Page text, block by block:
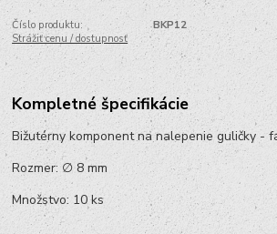
Číslo produktu:
BKP12
Strážiť cenu / dostupnosť
Kompletné špecifikácie
Bižutérny komponent na nalepenie guličky -
Rozmer: ∅ 8 mm
Množstvo: 10 ks